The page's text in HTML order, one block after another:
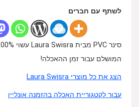
לשתף עם חברים
המושלם עבור זמן ההאכלה!
הצג את כל מוצרי Laura Swisra
עבור לקטגוריית האכלה בהזמנה אונליין